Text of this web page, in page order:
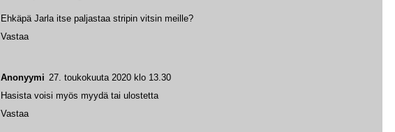
Anonyymi 27. toukokuuta 2020 klo 13.30
Hasista voisi myös myydä tai ulostetta
Vastaa
Ehkäpä Jarla itse paljastaa stripin vitsin meille?
Vastaa